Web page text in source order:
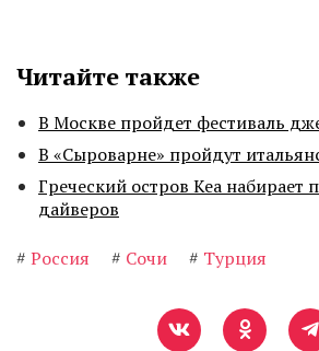
Читайте также
В Москве пройдет фестиваль
В «Сыроварне» пройдут
Греческий остров Кеа набирает
дайверов
# Россия # Сочи # Турция